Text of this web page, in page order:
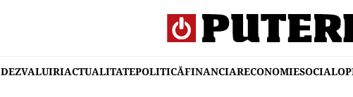
DEZVALUIRIACTUALITATEPOLITICĂFINANCIARECONOMIESOCIAL